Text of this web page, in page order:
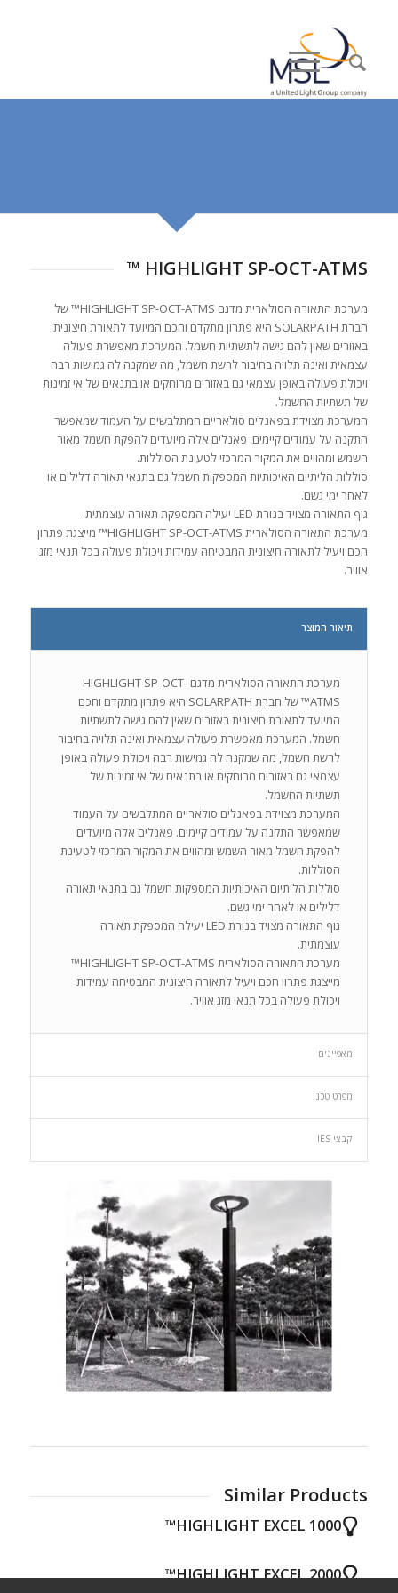
HIGHLIGHT SP-OCT-ATMS ™
מערכת התאורה הסולארית מדגם HIGHLIGHT SP-OCT-ATMS™ של
חברת SOLARPATH היא פתרון מתקדם וחכם המיועד לתאורת חיצונית
באזורים שאין להם גישה לתשתיות חשמל. המערכת מאפשרת פעולה
עצמאית ואינה תלויה בחיבור לרשת חשמל, מה שמקנה לה גמישות רבה
ויכולת פעולה באופן עצמאי גם באזורים מרוחקים או בתנאים של אי זמינות
של תשתיות החשמל.
המערכת מצוידת בפאנלים סולאריים המתלבשים על העמוד שמאפשר
התקנה על עמודים קיימים. פאנלים אלה מיועדים להפקת חשמל מאור
השמש ומהווים את המקור המרכזי לטעינת הסוללות.
סוללות הליתיום האיכותיות המספקות חשמל גם בתנאי תאורה דלילים או
לאחר ימי גשם.
גוף התאורה מצויד בנורת LED יעילה המספקת תאורה עוצמתית.
מערכת התאורה הסולארית HIGHLIGHT SP-OCT-ATMS™ מייצגת פתרון
חכם ויעיל לתאורה חיצונית המבטיחה עמידות ויכולת פעולה בכל תנאי מזג
אוויר.
תיאור המוצר
מערכת התאורה הסולארית מדגם HIGHLIGHT SP-OCT-
ATMS™ של חברת SOLARPATH היא פתרון מתקדם וחכם
המיועד לתאורת חיצונית באזורים שאין להם גישה לתשתיות
חשמל. המערכת מאפשרת פעולה עצמאית ואינה תלויה בחיבור
לרשת חשמל, מה שמקנה לה גמישות רבה ויכולת פעולה באופן
עצמאי גם באזורים מרוחקים או בתנאים של אי זמינות של
תשתיות החשמל.
המערכת מצוידת בפאנלים סולאריים המתלבשים על העמוד
שמאפשר התקנה על עמודים קיימים. פאנלים אלה מיועדים
להפקת חשמל מאור השמש ומהווים את המקור המרכזי לטעינת
הסוללות.
סוללות הליתיום האיכותיות המספקות חשמל גם בתנאי תאורה
דלילים או לאחר ימי גשם.
גוף התאורה מצויד בנורת LED יעילה המספקת תאורה
עוצמתית.
מערכת התאורה הסולארית HIGHLIGHT SP-OCT-ATMS™
מייצגת פתרון חכם ויעיל לתאורה חיצונית המבטיחה עמידות
ויכולת פעולה בכל תנאי מזג אוויר.
מאפיינים
מפרט טכני
קבצי IES
Similar Products
HIGHLIGHT EXCEL 1000™
HIGHLIGHT EXCEL 2000™